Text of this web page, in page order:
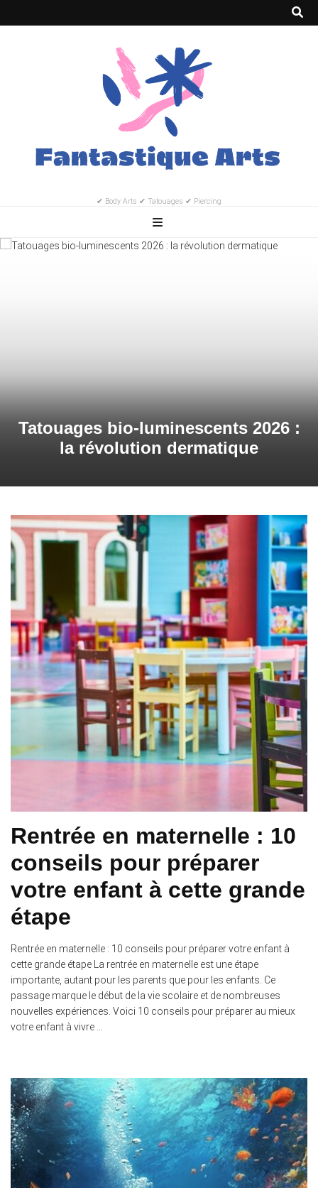
✔ Body Arts ✔ Tatouages ✔ Piercing
Tatouages bio-luminescents 2026 :
la révolution dermatique
Rentrée en maternelle : 10
conseils pour préparer
votre enfant à cette grande
étape
Rentrée en maternelle : 10 conseils pour préparer votre enfant à
cette grande étape La rentrée en maternelle est une étape
importante, autant pour les parents que pour les enfants. Ce
passage marque le début de la vie scolaire et de nombreuses
nouvelles expériences. Voici 10 conseils pour préparer au mieux
votre enfant à vivre …